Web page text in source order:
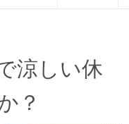
涼しい休
？